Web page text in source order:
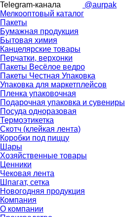
Telegram-канала
@aurpak
Мелкооптовый каталог
Пакеты
Бумажная продукция
Бытовая химия
Канцелярские товары
Перчатки, верхонки
Пакеты Весёлое ведро
Пакеты Честная Упаковка
Упаковка для маркетплейсов
Пленка упаковочная
Подарочная упаковка и сувениры
Посуда одноразовая
Термоэтикетка
Скотч (клейкая лента)
Коробки под пиццу
Шары
Хозяйственные товары
Ценники
Чековая лента
Шпагат, сетка
Новогодняя продукция
Компания
О компании